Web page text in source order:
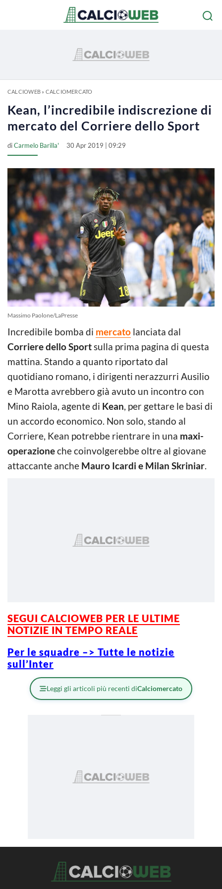
CALCIOWEB» CALCIOMERCATO
Kean, l’incredibile indiscrezione di
mercato del Corriere dello Sport
diCarmelo Barilla' 30 Apr 2019 | 09:29
Massimo Paolone/LaPresse
Incredibile bomba di mercato lanciata dal
Corriere dello Sportsulla prima pagina di questa
mattina. Stando a quanto riportato dal
quotidiano romano, i dirigenti nerazzurri Ausilio
e Marotta avrebbero già avuto un incontro con
Mino Raiola, agente di Kean, per gettare le basi di
un accordo economico. Non solo, stando al
Corriere, Kean potrebbe rientrare in una maxi-
operazioneche coinvolgerebbe oltre al giovane
attaccante anche Mauro Icardi e Milan Skriniar.
SEGUI CALCIOWEB PER LE ULTIME
NOTIZIE IN TEMPO REALE
Per le squadre –> Tutte le notizie
sull’Inter
Leggi gli articoli più recenti diCalciomercato